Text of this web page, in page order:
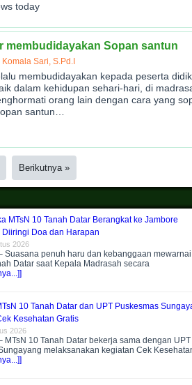
today
membudidayakan Sopan santun
Komala Sari, S.Pd.I
membudidayakan kepada peserta
dalam kehidupan sehari-hari, di
orang lain dengan cara yang
santun…
Berikutnya »
MTsN 10 Tanah Datar Berangkat ke Jambore
Diiringi Doa dan Harapan
2026
Suasana penuh haru dan kebanggaan mewarnai
Datar saat Kepala Madrasah secara
10 Tanah Datar dan UPT Puskesmas
Kesehatan Gratis
2026
MTsN 10 Tanah Datar bekerja sama dengan UPT
melaksanakan kegiatan Cek